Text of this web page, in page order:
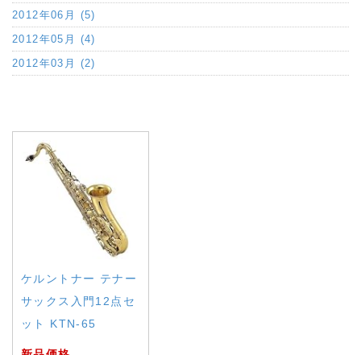
2012年06月 (5)
2012年05月 (4)
2012年03月 (2)
ケルントナー テナー
サックス入門12点セ
ット KTN-65